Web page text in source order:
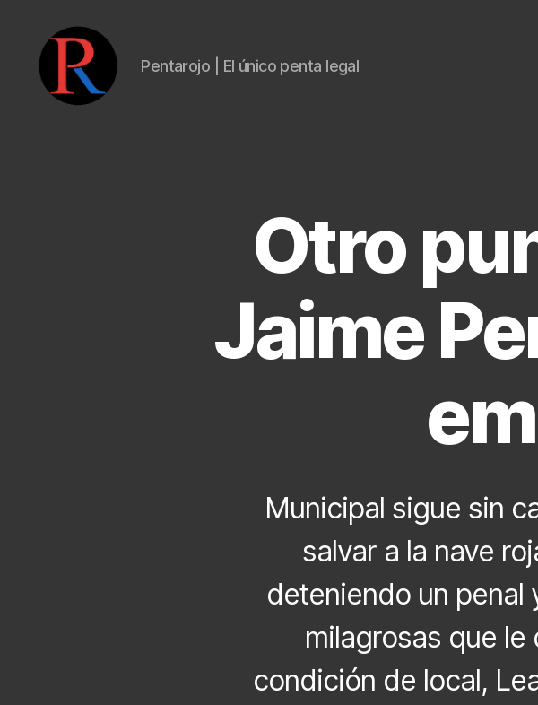
Pentarojo | El único penta legal
Otro
Jaime
Municipal sigue sin
salvar a la nave
deteniendo un
milagrosas que le
condición de local,